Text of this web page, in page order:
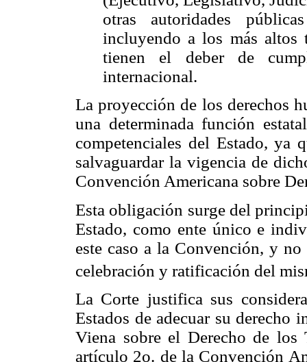
otras autoridades
incluyendo a los más altos
tienen el deber de
internacional.
La proyección de los derechos
una determinada función
competenciales del Estado, ya
salvaguardar la vigencia de
Convención Americana sobre
Esta obligación surge del
Estado, como ente único e
este caso a la Convención, y
celebración y ratificación del
La Corte justifica sus
Estados de adecuar su
Viena sobre el Derecho de los
artículo 2o. de la Convención